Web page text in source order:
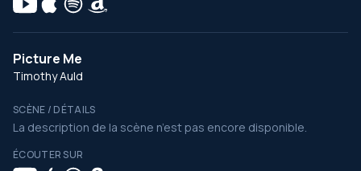
Picture Me
Timothy Auld
SCÈNE / DÉTAILS
La description de la scène n’est pas encore disponible.
ÉCOUTER SUR